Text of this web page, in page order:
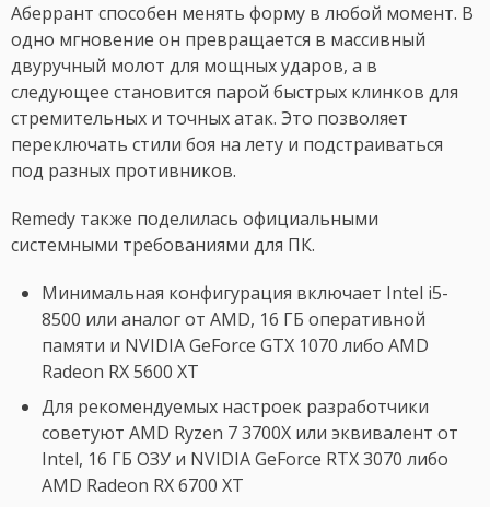
Аберрант способен менять форму в любой момент. В
одно мгновение он превращается в массивный
двуручный молот для мощных ударов, а в
следующее становится парой быстрых клинков для
стремительных и точных атак. Это позволяет
переключать стили боя на лету и подстраиваться
под разных противников.
Remedy также поделилась официальными
системными требованиями для ПК.
Минимальная конфигурация включает Intel i5-
8500 или аналог от AMD, 16 ГБ оперативной
памяти и NVIDIA GeForce GTX 1070 либо AMD
Radeon RX 5600 XT
Для рекомендуемых настроек разработчики
советуют AMD Ryzen 7 3700X или эквивалент от
Intel, 16 ГБ ОЗУ и NVIDIA GeForce RTX 3070 либо
AMD Radeon RX 6700 XT